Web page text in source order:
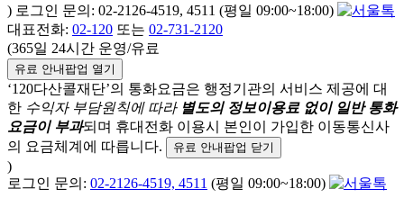
) 로그인 문의: 02-2126-4519, 4511 (평일 09:00~18:00)
대표전화: 02-120 또는 02-731-2120
(365일 24시간 운영/유료
유료 안내팝업 열기
‘120다산콜재단’의 통화요금은 행정기관의 서비스 제공에 대
한 수익자 부담원칙에 따라 별도의 정보이용료 없이 일반 통화
요금이 부과되며 휴대전화 이용시 본인이 가입한 이동통신사
의 요금체계에 따릅니다.
유료 안내팝업 닫기
)
로그인 문의: 02-2126-4519, 4511 (평일 09:00~18:00)